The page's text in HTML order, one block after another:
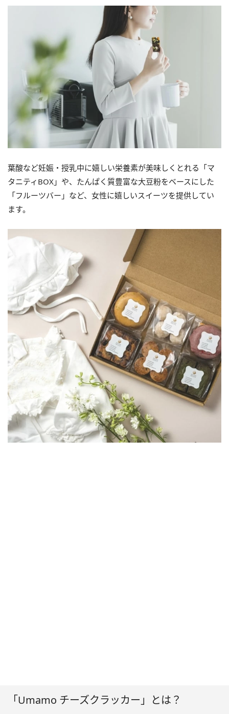
葉酸など妊娠・授乳中に嬉しい栄養素が美味しくとれる「マ
タニティBOX」や、たんぱく質豊富な大豆粉をベースにした
「フルーツバー」など、女性に嬉しいスイーツを提供してい
ます。
「Umamo チーズクラッカー」とは？